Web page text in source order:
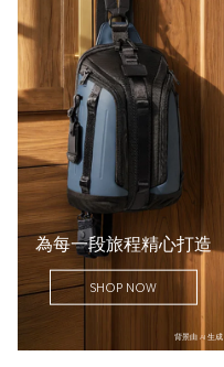
為每一段旅程精心打造
SHOP NOW
背景由 AI 生成